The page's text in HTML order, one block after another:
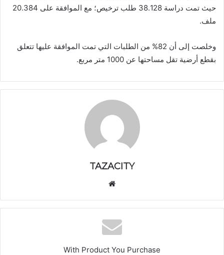
حيث تمت دراسة 38.128 طلب ترخيص؛ مع الموافقة على 20.384
ملف.
وخلصت إلى أن 82% من الطلبات التي تمت الموافقة عليها تتعلق
بقطع أرضية تقل مساحتها عن 1000 متر مربع.
TAZACITY
الوي
ب
With Product You Purchase